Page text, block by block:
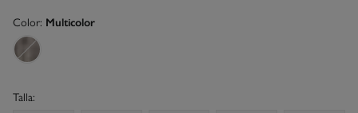
Color: Multicolor
Talla: